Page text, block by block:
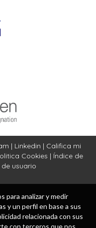
| Linkedin | Califica mi
Cookies | Índice de
usuario
para analizar y medir
y un perfil en base a sus
relacionada con sus
con terceros que nos